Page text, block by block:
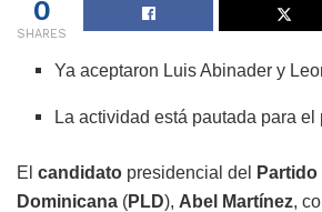
0
SHARES
Ya aceptaron Luis Abinader y
La actividad está pautada para el
El candidato presidencial del
Dominicana (PLD), Abel Martínez,